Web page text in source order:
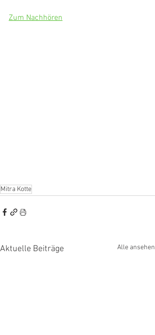
Zum Nachhören
Mitra Kotte
Aktuelle Beiträge Alle ansehen